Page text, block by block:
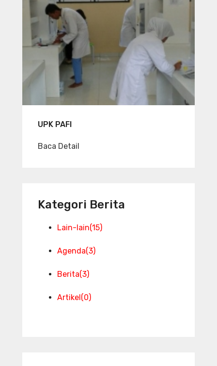
UPK PAFI
Baca Detail
Kategori Berita
Lain-lain(15)
Agenda(3)
Berita(3)
Artikel(0)